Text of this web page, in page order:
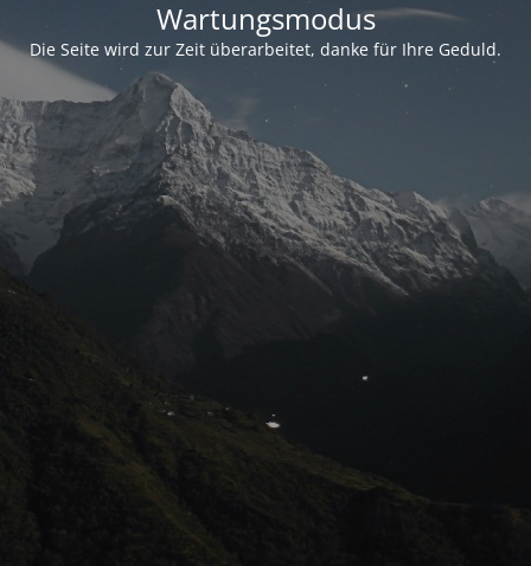
Wartungsmodus
Die Seite wird zur Zeit überarbeitet, danke für Ihre Geduld.